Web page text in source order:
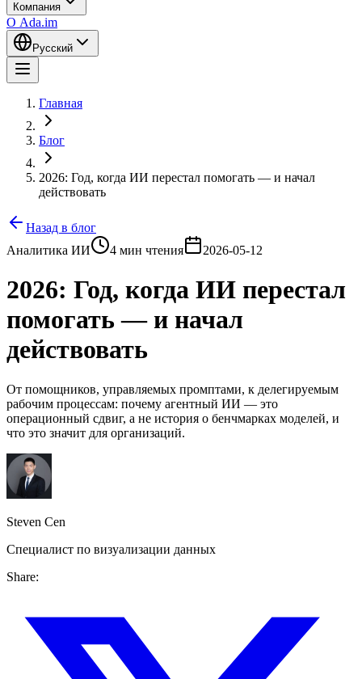
Компания
О Ada.im
Русский
Главная
Блог
2026: Год, когда ИИ перестал помогать — и начал
действовать
Назад в блог
Аналитика ИИ
4 мин чтения 2026-05-12
2026: Год, когда ИИ перестал
помогать — и начал
действовать
От помощников, управляемых промптами, к делегируемым
рабочим процессам: почему агентный ИИ — это
операционный сдвиг, а не история о бенчмарках моделей, и
что это значит для организаций.
Steven Cen
Специалист по визуализации данных
Share: